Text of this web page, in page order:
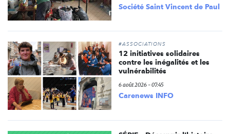
Société Saint Vincent de Paul
#ASSOCIATIONS
12 initiatives solidaires
contre les inégalités et les
vulnérabilités
6 août 2026 - 07:45
Carenews INFO